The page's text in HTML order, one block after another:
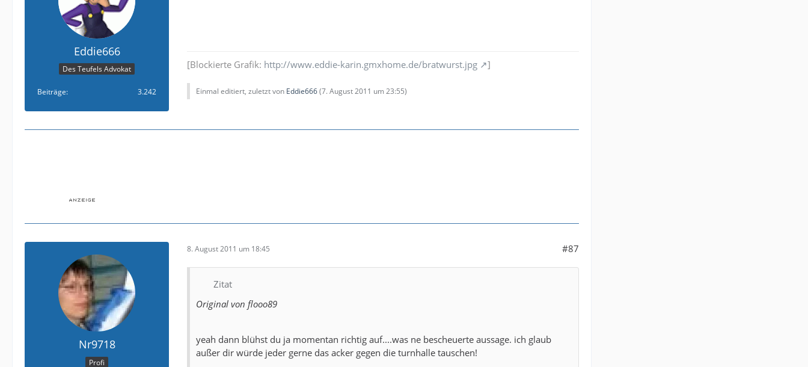
Eddie666
Des Teufels Advokat
Beiträge 3.242
[Blockierte Grafik: http://www.eddie-karin.gmxhome.de/bratwurst.jpg ]
Einmal editiert, zuletzt von Eddie666(7. August 2011 um 23:55)
Nr9718
Profi
8. August 2011 um 18:45 #87
Zitat
Original von flooo89
yeah dann blühst du ja momentan richtig auf....was ne bescheuerte aussage. ich glaub
außer dir würde jeder gerne das acker gegen die turnhalle tauschen!